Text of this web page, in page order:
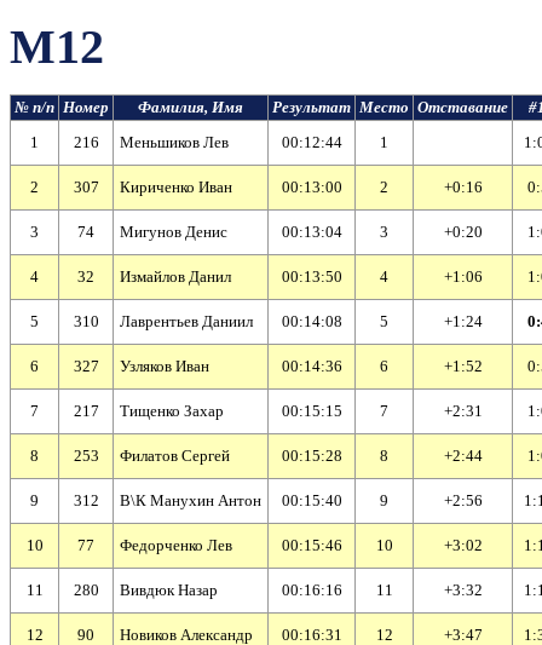
М12
№ п/п Номер Фамилия, Имя Результат Место Отставание
1
216 Меньшиков Лев 00:12:44 1
2 307 Кириченко Иван 00:13:00 2 +0:16
3 74 Мигунов Денис 00:13:04 3 +0:20
4 32 Измайлов Данил 00:13:50 4 +1:06
5 310 Лаврентьев Даниил 00:14:08 5 +1:24
6 327 Узляков Иван 00:14:36 6 +1:52
7 217 Тищенко Захар 00:15:15 7 +2:31
8 253 Филатов Сергей 00:15:28 8 +2:44
9 312 В\К Манухин Антон 00:15:40 9 +2:56
10 77 Федорченко Лев 00:15:46 10 +3:02
11 280 Вивдюк Назар 00:16:16 11 +3:32
12 90 Новиков Александр 00:16:31 12 +3:47